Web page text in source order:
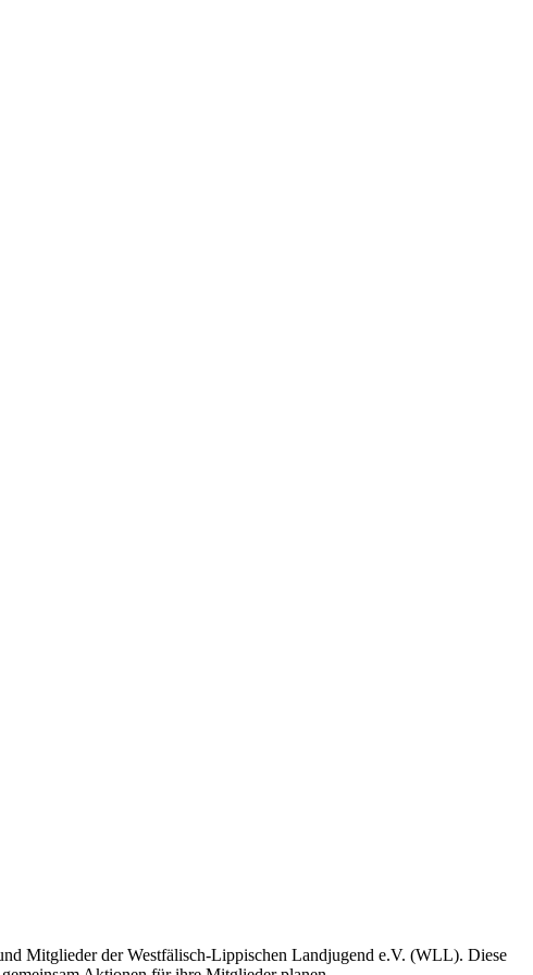
Mitglieder der Westfälisch-Lippischen Landjugend e.V. (WLL). Diese